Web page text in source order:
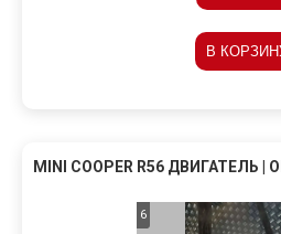
В
MINI COOPER R56 ДВИГАТЕЛЬ |
6